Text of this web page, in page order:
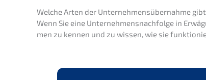
Welche Arten der Unter­neh­mens­über­nah­me
Wenn Sie eine Unternehmens­nachfolge in
men zu kennen und zu wissen, wie sie